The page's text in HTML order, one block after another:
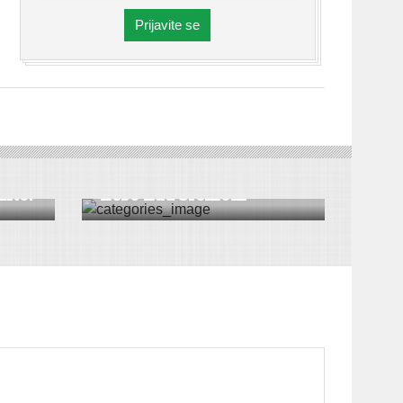
Prijavite se
DRUŠTVO|KOLUMNA|VESTI
nebo nad Sremom